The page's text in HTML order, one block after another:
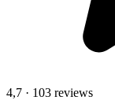
4,7 · 103 reviews